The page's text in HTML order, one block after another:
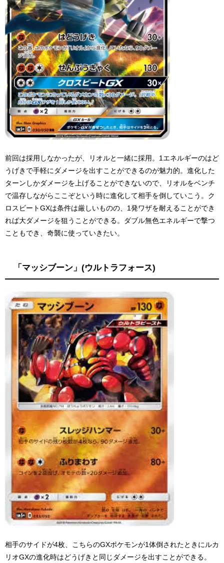
前回は採用しなかったが、リオルと一緒に採用。1エネルギーのはど
うげきで手軽にダメージを出すことができるのが魅力的。進化した
ターンしかダメージを上げることができないので、リオルをベンチ
で温存しながらここぞという時に進化して相手を倒していこう。ク
ロスビートGXは条件は厳しいものの、1発ワザを耐えることができ
れば大ダメージを狙うことができる。ダブル無色エネルギーで撃つ
こともでき、奇襲に使っていきたい。
「マッシブーン」(ウルトラフォース)
相手のサイドが4枚、こちらのGXポケモンが1体倒されたときにルカ
リオGXの進化時はどうげきと同じダメージを出すことができる。